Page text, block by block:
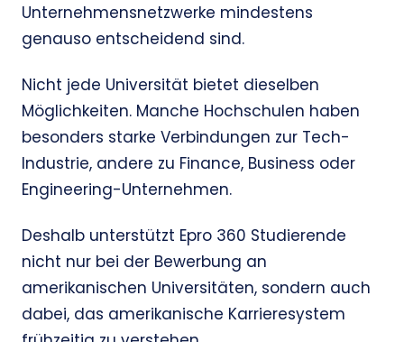
Unternehmensnetzwerke mindestens
genauso entscheidend sind.
Nicht jede Universität bietet dieselben
Möglichkeiten. Manche Hochschulen haben
besonders starke Verbindungen zur Tech-
Industrie, andere zu Finance, Business oder
Engineering-Unternehmen.
Deshalb unterstützt Epro 360 Studierende
nicht nur bei der Bewerbung an
amerikanischen Universitäten, sondern auch
dabei, das amerikanische Karrieresystem